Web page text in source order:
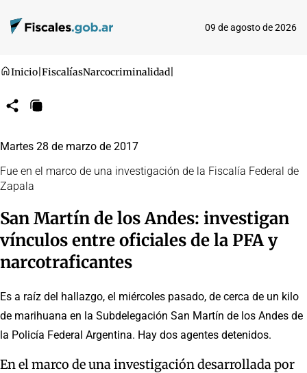
09 de agosto de 2026
Inicio FiscalíasNarcocriminalidad
CompartirCopiar
Martes 28 de marzo de 2017
Fue en el marco de una investigación de la Fiscalía Federal de
Zapala
San Martín de los Andes: investigan
vínculos entre oficiales de la PFA y
narcotraficantes
Es a raíz del hallazgo, el miércoles pasado, de cerca de un kilo
de marihuana en la Subdelegación San Martín de los Andes de
la Policía Federal Argentina. Hay dos agentes detenidos.
En el marco de una investigación desarrollada por